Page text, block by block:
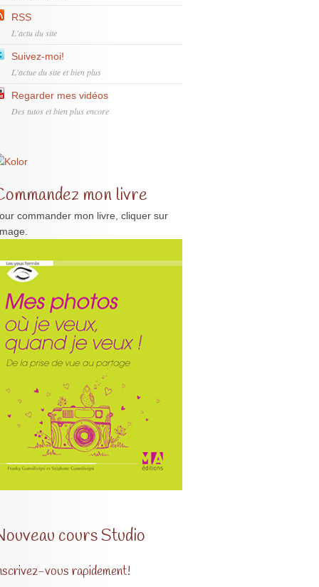
RSS
L'actu du site
Suivez-moi!
L'actue du site et bien plus
Regarder mes vidéos
Des tutos et bien plus encore
mon livre
commander mon livre, cliquer sur
cours Studio
vous rapidement!